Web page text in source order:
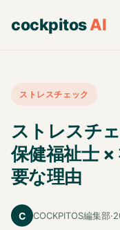
cockpitosAI
ストレスチェック
ストレスチ
保健福祉士
要な理由
C COCKPITOS編集部·